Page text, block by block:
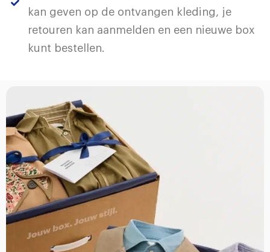
kan geven op de ontvangen kleding, je
retouren kan aanmelden en een nieuwe box
kunt bestellen.